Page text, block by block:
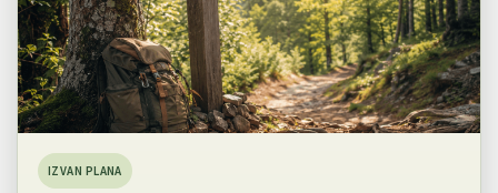
IZVAN PLANA